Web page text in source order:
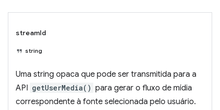
streamId
string
Uma string opaca que pode ser transmitida para a
API getUserMedia() para gerar o fluxo de mídia
correspondente à fonte selecionada pelo usuário.